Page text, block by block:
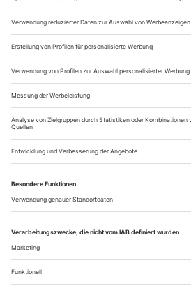
die Festwochen der Alten Musik
sind alle Innsbrucker
Schein bemüht. Als
Landestheaters wird das...
Eckpunkte einer Weltkarriere
Joan Sutherlands erstes Studio-Recital
Garden
Nach dem frühen Abgang der Callas
primadonna assoluta der
als 30 Gesamtaufnahmen und einer
Arien-Programmen hat sie ihr
festgehalten. Das erste Studio-
Australian Eloquence neu aufgelegt
mit der...